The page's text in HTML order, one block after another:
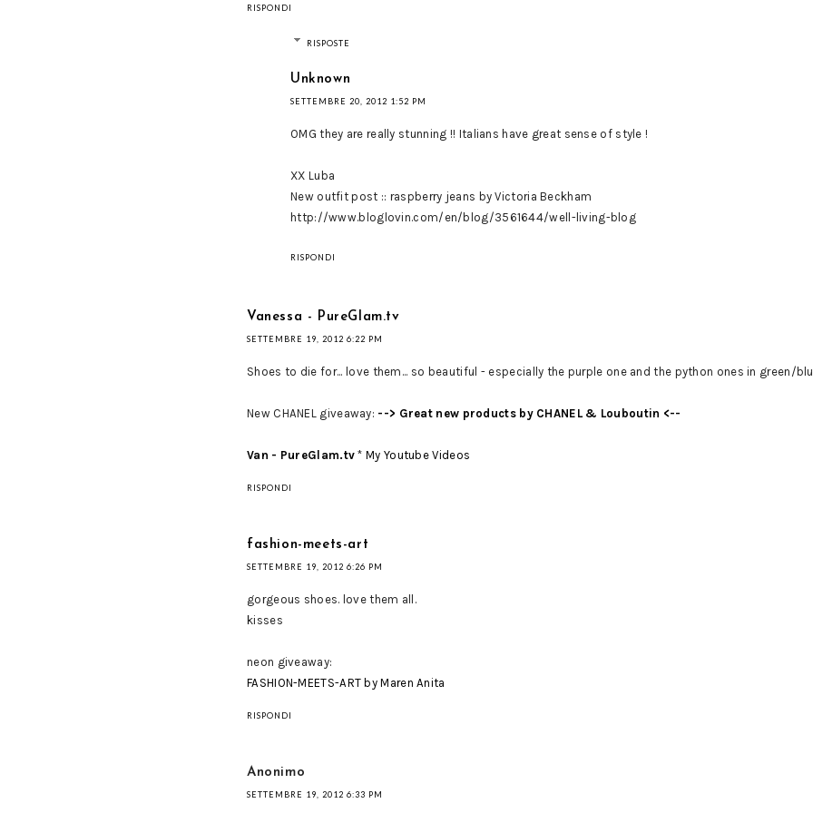
RISPONDI
RISPOSTE
Unknown
SETTEMBRE 20, 2012 1:52 PM
OMG they are really stunning !! Italians have great sense of style !
XX Luba
New outfit post :: raspberry jeans by Victoria Beckham
http://www.bloglovin.com/en/blog/3561644/well-living-blog
RISPONDI
Vanessa - PureGlam.tv
SETTEMBRE 19, 2012 6:22 PM
Shoes to die for... love them... so beautiful - especially the purple one and the python ones in green/
New CHANEL giveaway: --> Great new products by CHANEL & Louboutin <--
Van - PureGlam.tv *My Youtube Videos
RISPONDI
fashion-meets-art
SETTEMBRE 19, 2012 6:26 PM
gorgeous shoes. love them all.
kisses
neon giveaway:
FASHION-MEETS-ART by Maren Anita
RISPONDI
Anonimo
SETTEMBRE 19, 2012 6:33 PM